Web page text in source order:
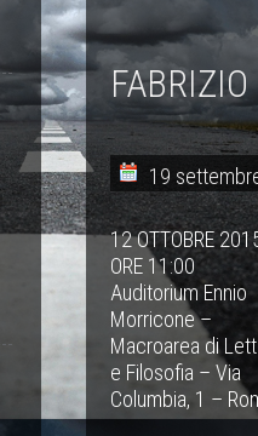
19
12 OTTOBRE
ORE 11:00
Auditorium Ennio
Morricone –
Macroarea di
e Filosofia – Via
Columbia, 1 –